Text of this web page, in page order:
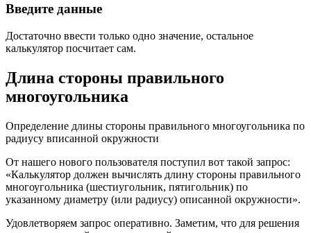
Введите данные
Достаточно ввести только одно значение, остальное
калькулятор посчитает сам.
Длина стороны правильного
многоугольника
Определение длины стороны правильного многоугольника по
радиусу вписанной окружности
От нашего нового пользователя поступил вот такой запрос:
«Калькулятор должен вычислять длину стороны правильного
многоугольника (шестиугольник, пятигольник) по
указанному диаметру (или радиусу) описанной окружности».
Удовлетворяем запрос оперативно. Заметим, что для решения